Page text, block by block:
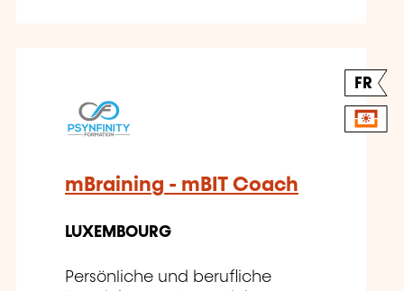
FR
mBraining - mBIT Coach
LUXEMBOURG
Persönliche und berufliche